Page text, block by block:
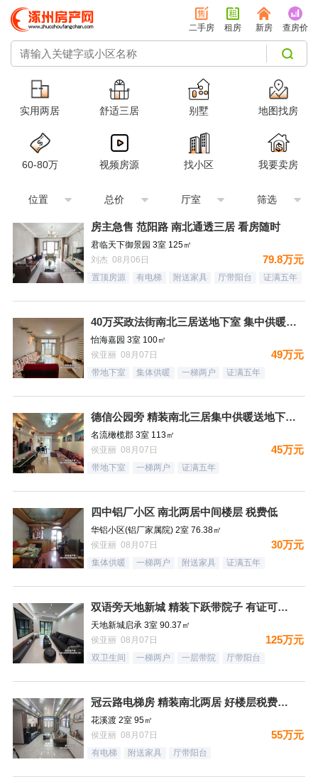
二手房 租房 新房 查房价
实用两居 舒适三居 别墅 地图找房
60-80万 视频房源 找小区 我要卖房
位置 总价 厅室 筛选
房主急售 范阳路 南北通透三居 看房随时
君临天下御景园 3室 125㎡
刘杰 08月06日
79.8万元
置顶房源 有电梯 附送家具 厅带阳台 证满五年
40万买政法街南北三居送地下室 集中供暖税费低
怡海嘉园 3室 100㎡
侯亚丽 08月07日
49万元
带地下室 集体供暖 一梯两户 证满五年
德信公园旁 精装南北三居集中供暖送地下室 税费低
名流橄榄郡 3室 113㎡
侯亚丽 08月07日
45万元
带地下室 一梯两户 证满五年
四中铝厂小区 南北两居中间楼层 税费低
华铝小区(铝厂家属院) 2室 76.38㎡
侯亚丽 08月07日
30万元
集体供暖 一梯两户 附送家具 证满五年
双语旁天地新城 精装下跃带院子 有证可贷款
天地新城启承 3室 90.37㎡
侯亚丽 08月07日
125万元
双卫生间 一梯两户 一层带院 厅带阳台
冠云路电梯房 精装南北两居 好楼层税费低有证
花溪渡 2室 95㎡
侯亚丽 08月07日
55万元
有电梯 附送家具 厅带阳台